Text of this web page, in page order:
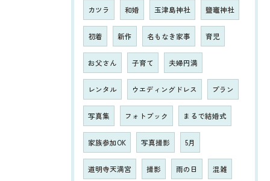
カツラ 和婚 玉津島神社 鹽竈神社
初着 新作 名もなき家事 育児
お父さん 子育て 夫婦円満
レンタル ウエディングドレス プラン
写真集 フォトブック まるで結婚式
家族参加OK 写真撮影 5月
道明寺天満宮 撮影 雨の日 混雑